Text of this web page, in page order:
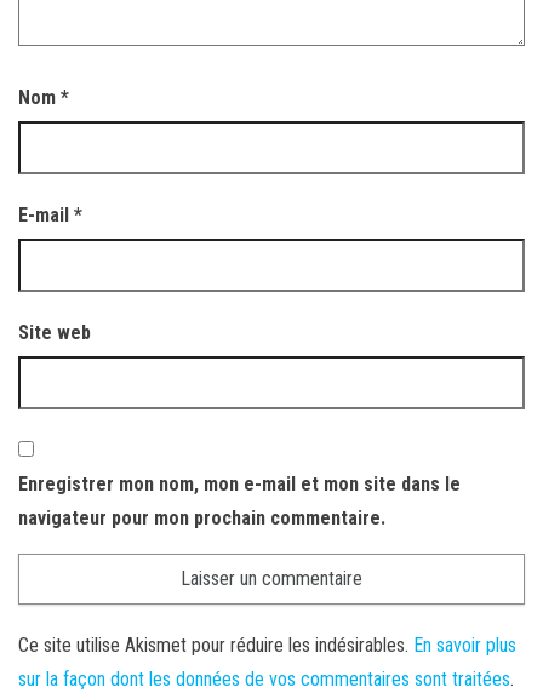
Nom *
E-mail *
Site web
Enregistrer mon nom, mon e-mail et mon site dans le
navigateur pour mon prochain commentaire.
Ce site utilise Akismet pour réduire les indésirables. En savoir plus
sur la façon dont les données de vos commentaires sont traitées.